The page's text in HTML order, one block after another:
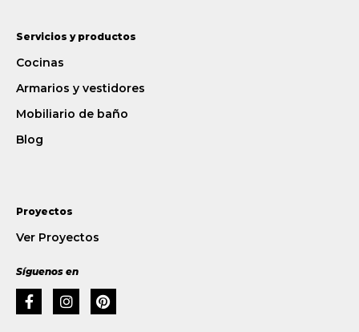
Servicios y productos
Cocinas
Armarios y vestidores
Mobiliario de baño
Blog
Proyectos
Ver Proyectos
Síguenos en